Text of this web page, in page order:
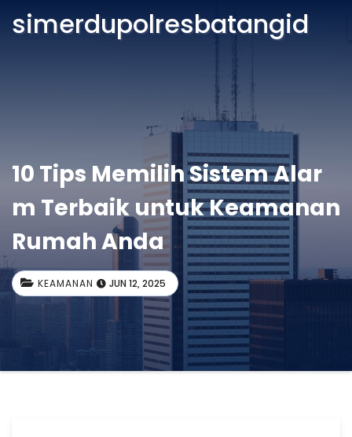
simerdupolresbatangid
10 Tips Memilih Sistem Alar
m Terbaik untuk Keamanan
Rumah Anda
KEAMANAN JUN 12, 2025